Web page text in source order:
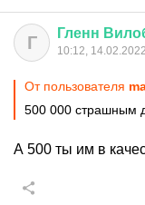
Г Гленн
10:12, 14.02.2022
От пользователя
500 000 страшным
А 500 ты им в